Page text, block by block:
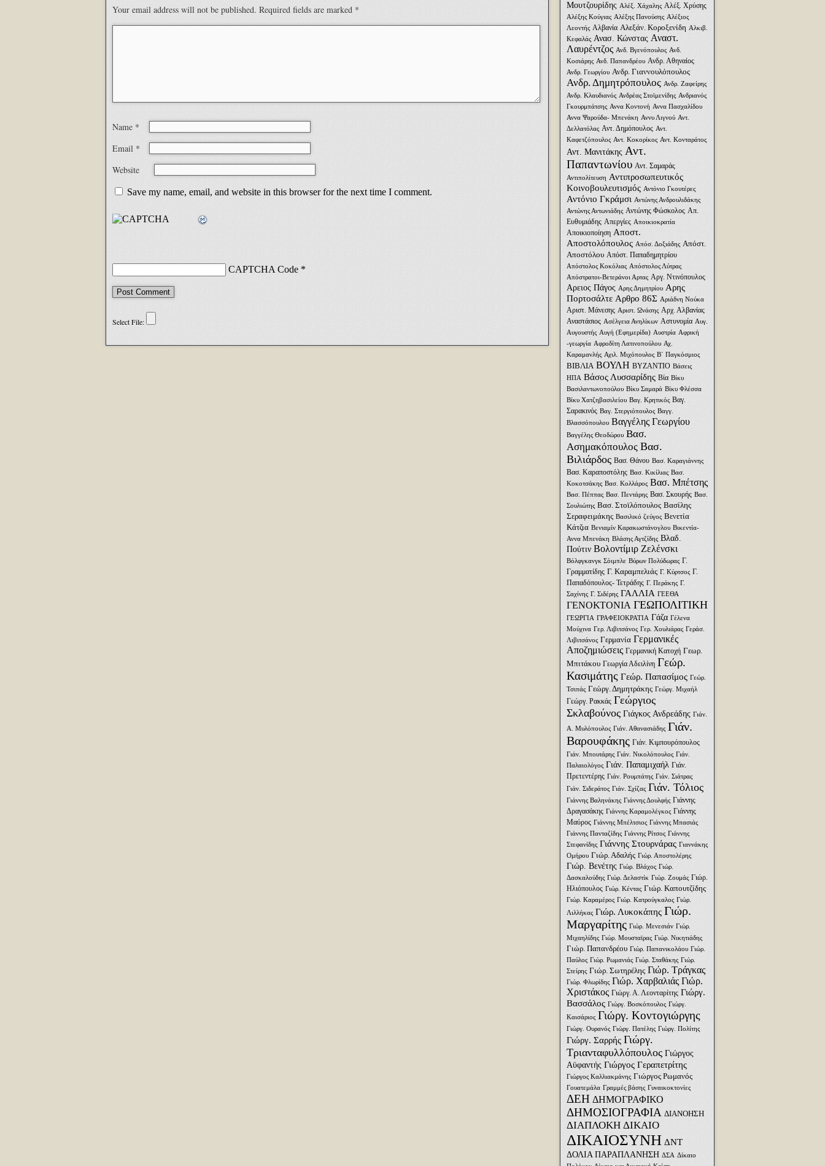
Your email address will not be published. Required fields are marked *
Name *
Email *
Website
Save my name, email, and website in this browser for the next time I comment.
CAPTCHA Code *
Μουτζουρίδης Αλέξ. Χάχαλης Αλέξ. Χρύσης
Αλέξης Κούγιας Αλέξης Πανούσης Αλέξιος
Λεοντής Αλβανία Αλεξάν. Κοροξενίδη Αλκιβ.
Κεφαλάς Ανασ. Κώνστας Αναστ.
Λαυρέντζος Ανδ. Βγενόπουλος Ανδ.
Κοσιάρης Ανδ. Παπανδρέου Ανδρ. Αθηναίος
Ανδρ. Γεωργίου Ανδρ. Γιαννουλόπουλος
Ανδρ. Δημητρόπουλος Ανδρ. Ζαφείρης
Ανδρ. Κλαυδιανός Ανδρέας Στοϊμενίδης Ανδριανός
Γκουρμπάτσης Αννα Κοντονή Αννα Πασχαλίδου
Αννα Ψαρούδα- Μπενάκη Αννυ Λιγνού Αντ.
Δελλατόλας Αντ. Δημόπουλος Αντ.
Καφετζόπουλος Αντ. Κοκορίκος Αντ. Κονταράτος
Αντ. Μανιτάκης Αντ.
Παπαντωνίου Αντ. Σαμαράς
Αντιπολίτευση Αντιπροσωπευτικός
Κοινοβουλευτισμός Αντόνιο Γκουτέρες
Αντόνιο Γκράμσι Αντώνης Ανδρουλιδάκης
Αντώνης Αντωνιάδης Αντώνης Φώσκολος Απ.
Ευθυμιάδης Απεργίες Αποικιοκρατία
Αποικιοποίηση Αποστ.
Αποστολόπουλος Απόσ. Δοξιάδης Απόστ.
Αποστόλου Απόστ. Παπαδημητρίου
Απόστολος Κοκόλιας Απόστολος Λύτρας
Απόστρατοι-Βετεράνοι Αρτας Αργ. Ντινόπουλος
Αρειος Πάγος Αρης Δημητρίου Αρης
Πορτοσάλτε Αρθρο 86Σ Αριάδνη Nούκα
Αριστ. Μάνεσης Αριστ. Ωνάσης Αρχ. Αλβανίας
Αναστάσιος Ασέλγεια Ανηλίκων Αστυνομία Αυγ.
Αυγουστής Αυγή (Εφημερίδα) Αυστρία Αφρική
-γεωργία Αφροδίτη Λατινοπούλου Αχ.
Καραμανλής Αχιλ. Μιχόπουλος Β΄ Παγκόσμιος
ΒΙΒΛΙΑ ΒΟΥΛΗ ΒΥΖΑΝΤΙΟ Βάσεις
ΗΠΑ Βάσος Λυσσαρίδης Βία Βίκυ
Βασιλαντωνοπούλου Βίκυ Σαμαρά Βίκυ Φλέσσα
Βίκυ Χατζηβασιλείου Βαγ. Κρητικός Βαγ.
Σαρακινός Βαγ. Στεργιόπουλος Βαγγ.
Βλασσόπουλου Βαγγέλης Γεωργίου
Βαγγέλης Θεοδώρου Βασ.
Ασημακόπουλος Βασ.
Βιλιάρδος Βασ. Θάνου Βασ. Καραγιάννης
Βασ. Καραποστόλης Βασ. Κικίλιας Βασ.
Κοκοτσάκης Βασ. Κολλάρος Βασ. Μπέτσης
Βασ. Πέππας Βασ. Πεντάρης Βασ. Σκουρής Βασ.
Σουλιώτης Βασ. Στοϊλόπουλος Βασίλης
Σεραφειμάκης Βασιλικό ζεύγος Βενετία
Κάτζια Βενιαμίν Καρακωστάνογλου Βικεντία-
Αννα Μπενάκη Βλάσης Αγτζίδης Βλαδ.
Πούτιν Βολοντίμιρ Ζελένσκι
Βόλφγκανγκ Σόιμπλε Βύρων Πολύδωρας Γ.
Γραμματίδης Γ. Καραμπελιάς Γ. Κύρτσος Γ.
Παπαδόπουλος- Τετράδης Γ. Περάκης Γ.
Σαχίνης Γ. Σιδέρης ΓΑΛΛΙΑ ΓΕΕΘΑ
ΓΕΝΟΚΤΟΝΙΑ ΓΕΩΠΟΛΙΤΙΚΗ
ΓΕΩΡΓΙΑ ΓΡΑΦΕΙΟΚΡΑΤΙΑ Γάζα Γέλενα
Μούχινα Γερ. Λιβιτσάνος Γερ. Χουλιάρας Γεράσ.
Λιβιτσάνος Γερμανία Γερμανικές
Αποζημιώσεις Γερμανική Κατοχή Γεωρ.
Μπιτάκου Γεωργία Αδειλίνη Γεώρ.
Κασιμάτης Γεώρ. Παπασίμος Γεώρ.
Τσιπάς Γεώργ. Δημητράκης Γεώργ. Μιχαήλ
Γεώργ. Ρακκάς Γεώργιος
Σκλαβούνος Γιάγκος Ανδρεάδης Γιάν.
Α. Μυλόπουλος Γιάν. Αθανασιάδης Γιάν.
Βαρουφάκης Γιάν. Κιμπουρόπουλος
Γιάν. Μπουτάρης Γιάν. Νικολόπουλος Γιάν.
Παλαιολόγος Γιάν. Παπαμιχαήλ Γιάν.
Πρετεντέρης Γιάν. Ρουμπάτης Γιάν. Σιάτρας
Γιάν. Σιδεράτος Γιάν. Σχίζας Γιάν. Τόλιος
Γιάννης Βαληνάκης Γιάννης Δουλφής Γιάννης
Δραγασάκης Γιάννης Καραμολέγκος Γιάννης
Μαύρος Γιάννης Μπέλτσιος Γιάννης Μπασιάς
Γιάννης Πανταζίδης Γιάννης Ρίτσος Γιάννης
Στεφανίδης Γιάννης Στουρνάρας Γιαννάκης
Ομήρου Γιώρ. Αδαλής Γιώρ. Αποστολέρης
Γιώρ. Βενέτης Γιώρ. Βλάχος Γιώρ.
Δασκαλούδης Γιώρ. Δελαστίκ Γιώρ. Ζουμάς Γιώρ.
Ηλιόπουλος Γιώρ. Κέντας Γιώρ. Καπουτζίδης
Γιώρ. Καραμέρος Γιώρ. Κατρούγκαλος Γιώρ.
Λιλλήκας Γιώρ. Λυκοκάπης Γιώρ.
Μαργαρίτης Γιώρ. Μενεσιάν Γιώρ.
Μιχαηλίδης Γιώρ. Μουσταϊρας Γιώρ. Νικητιάδης
Γιώρ. Παπανδρέου Γιώρ. Παπανικολάου Γιώρ.
Παύλος Γιώρ. Ρωμανιάς Γιώρ. Σταθάκης Γιώρ.
Στείρης Γιώρ. Σωτηρέλης Γιώρ. Τράγκας
Γιώρ. Φλωρίδης Γιώρ. Χαρβαλιάς Γιώρ.
Χριστάκος Γιώργ. Α. Λεονταρίτης Γιώργ.
Βασσάλος Γιώργ. Βοσκόπουλος Γιώργ.
Καισάριος Γιώργ. Κοντογιώργης
Γιώργ. Ουρανός Γιώργ. Πατέλης Γιώργ. Πολίτης
Γιώργ. Σαρρής Γιώργ.
Τριανταφυλλόπουλος Γιώργος
Αϋφαντής Γιώργος Γεραπετρίτης
Γιώργος Καλλιακμάνης Γιώργος Ρωμανός
Γουατεμάλα Γραμμές βάσης Γυναικοκτονίες
ΔΕΗ ΔΗΜΟΓΡΑΦΙΚΟ
ΔΗΜΟΣΙΟΓΡΑΦΙΑ ΔΙΑΝΟΗΣΗ
ΔΙΑΠΛΟΚΗ ΔΙΚΑΙΟ
ΔΙΚΑΙΟΣΥΝΗ ΔΝΤ
ΔΟΛΙΑ ΠΑΡΑΠΛΑΝΗΣΗ ΔΣΑ Δίκαιο